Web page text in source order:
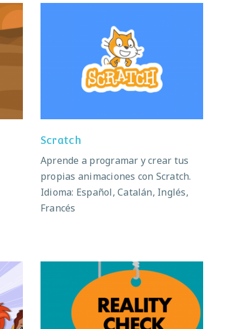
Scratch
Scratch
Aprende a programar y crear tus
propias animaciones con Scratch.
Idioma: Español, Catalán, Inglés,
Francés
Reality Check